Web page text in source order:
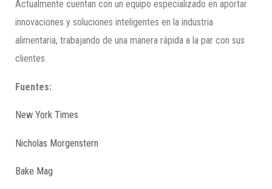
Actualmente cuentan con un equipo especializado en aportar
innovaciones y soluciones inteligentes en la industria
alimentaria, trabajando de una manera rápida a la par con sus
clientes.
Fuentes:
New York Times
Nicholas Morgenstern
Bake Mag